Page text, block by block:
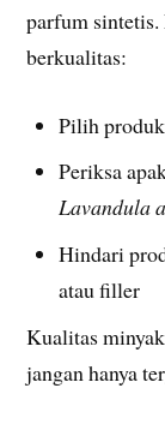
parfum
berkualitas:
Pilih
Periksa
Lavandula
Hindari
atau filler
Kualitas
jangan hanya